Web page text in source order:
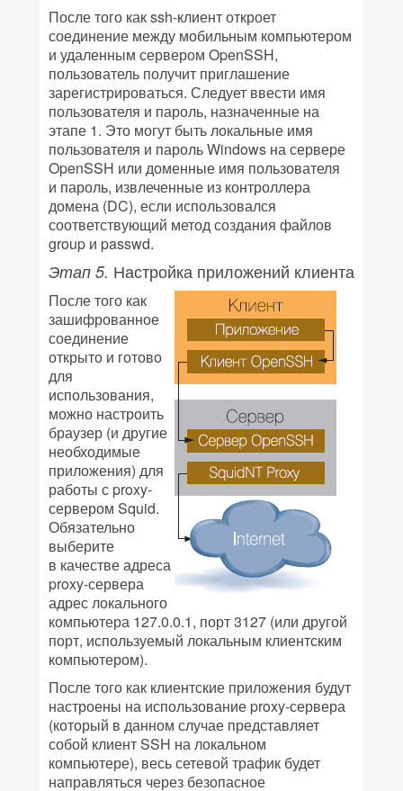
После того как ssh-клиент откроет
соединение между мобильным компьютером
и удаленным сервером OpenSSH,
пользователь получит приглашение
зарегистрироваться. Следует ввести имя
пользователя и пароль, назначенные на
этапе 1. Это могут быть локальные имя
пользователя и пароль Windows на сервере
OpenSSH или доменные имя пользователя
и пароль, извлеченные из контроллера
домена (DC), если использовался
соответствующий метод создания файлов
group и passwd.
Этап 5. Настройка приложений клиента
После того как
зашифрованное
соединение
открыто и готово
для
использования,
можно настроить
браузер (и другие
необходимые
приложения) для
работы с proxy-
сервером Squid.
Обязательно
выберите
в качестве адреса
proxy-сервера
адрес локального
компьютера 127.0.0.1, порт 3127 (или другой
порт, используемый локальным клиентским
компьютером).
После того как клиентские приложения будут
настроены на использование proxy-сервера
(который в данном случае представляет
собой клиент SSH на локальном
компьютере), весь сетевой трафик будет
направляться через безопасное